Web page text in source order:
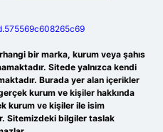
bir marka, kurum veya şahıs
Sitede yalnızca kendi
Burada yer alan içerikler
kurum ve kişiler hakkında
kurum ve kişiler ile isim
Sitemizdeki bilgiler taslak